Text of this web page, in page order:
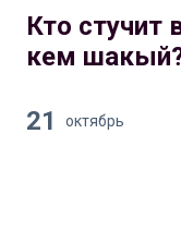
Кто стучит в
кем
21 октябрь